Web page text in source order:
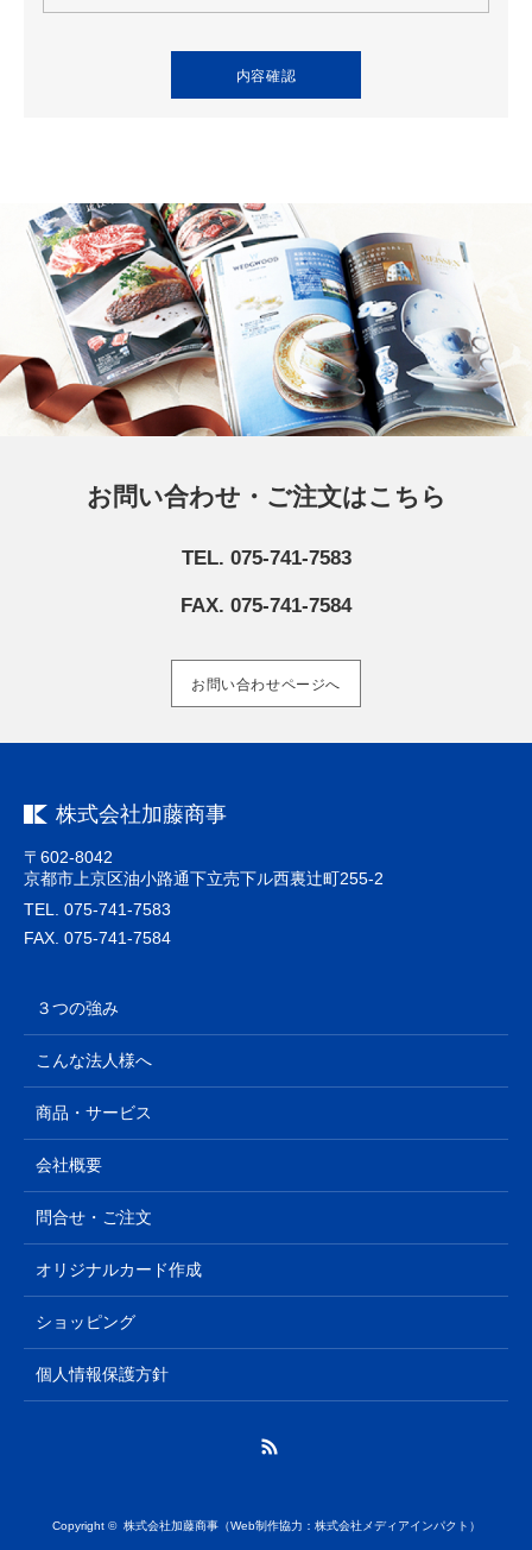
お問い合わせ・ご注文はこちら
TEL. 075-741-7583
FAX. 075-741-7584
お問い合わせページへ
株式会社加藤商事
〒602-8042
京都市上京区油小路通下立売下ル西裏辻町255-2
TEL. 075-741-7583
FAX. 075-741-7584
３つの強み
こんな法人様へ
商品・サービス
会社概要
問合せ・ご注文
オリジナルカード作成
ショッピング
個人情報保護方針
Copyright © 株式会社加藤商事（Web制作協力：株式会社メディアインパクト ）